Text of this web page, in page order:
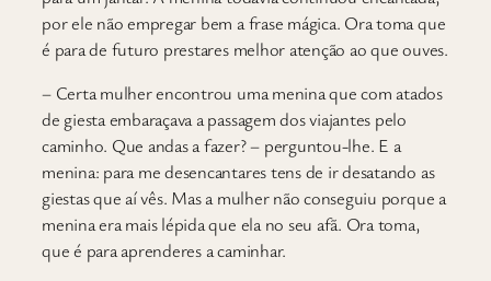
por ele não empregar bem a frase mágica. Ora toma que
é para de futuro prestares melhor atenção ao que ouves.
– Certa mulher encontrou uma menina que com atados
de giesta embaraçava a passagem dos viajantes pelo
caminho. Que andas a fazer? – perguntou-lhe. E a
menina: para me desencantares tens de ir desatando as
giestas que aí vês. Mas a mulher não conseguiu porque a
menina era mais lépida que ela no seu afã. Ora toma,
que é para aprenderes a caminhar.